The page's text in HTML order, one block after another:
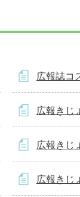
広報誌コ
広報きじ
広報きじ
広報きじ